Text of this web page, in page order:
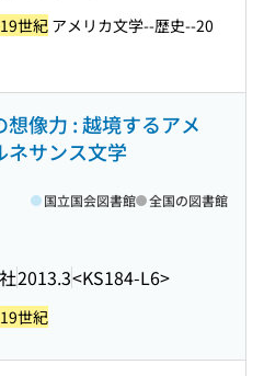
世紀 アメリカ文学--歴史--20
想像力 : 越境するアメ
ネサンス文学
2013.3<KS184-L6>
国立国会図書館 全国の図書館
世紀